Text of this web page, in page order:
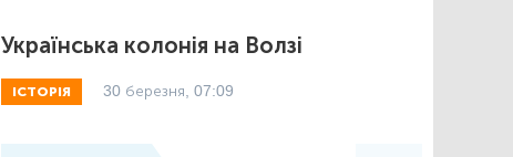
Українська колонія на Волзі
ІСТОРІЯ 30 березня, 07:09